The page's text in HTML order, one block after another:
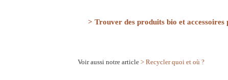
> Trouver des produits bio et
Voir aussi notre article > Recycler quoi et où ?